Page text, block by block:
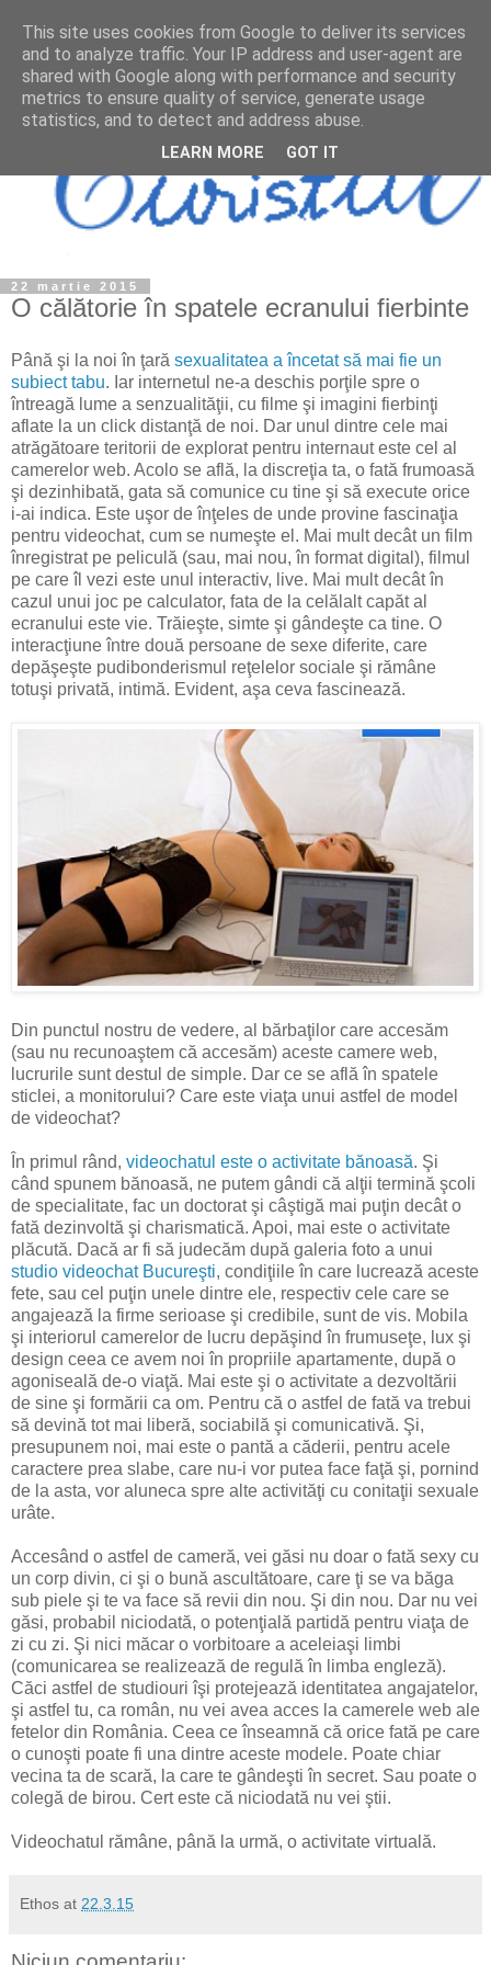
22 martie 2015
O călătorie în spatele ecranului fierbinte
Până şi la noi în ţară sexualitatea a încetat să mai fie un
subiect tabu. Iar internetul ne-a deschis porţile spre o
întreagă lume a senzualităţii, cu filme şi imagini fierbinţi
aflate la un click distanţă de noi. Dar unul dintre cele mai
atrăgătoare teritorii de explorat pentru internaut este cel al
camerelor web. Acolo se află, la discreţia ta, o fată frumoasă
şi dezinhibată, gata să comunice cu tine şi să execute orice
i-ai indica. Este uşor de înţeles de unde provine fascinaţia
pentru videochat, cum se numeşte el. Mai mult decât un film
înregistrat pe peliculă (sau, mai nou, în format digital), filmul
pe care îl vezi este unul interactiv, live. Mai mult decât în
cazul unui joc pe calculator, fata de la celălalt capăt al
ecranului este vie. Trăieşte, simte şi gândeşte ca tine. O
interacţiune între două persoane de sexe diferite, care
depăşeşte pudibonderismul reţelelor sociale şi rămâne
totuşi privată, intimă. Evident, aşa ceva fascinează.
Din punctul nostru de vedere, al bărbaţilor care accesăm
(sau nu recunoaştem că accesăm) aceste camere web,
lucrurile sunt destul de simple. Dar ce se află în spatele
sticlei, a monitorului? Care este viaţa unui astfel de model
de videochat?
În primul rând, videochatul este o activitate bănoasă. Şi
când spunem bănoasă, ne putem gândi că alţii termină şcoli
de specialitate, fac un doctorat şi câştigă mai puţin decât o
fată dezinvoltă şi charismatică. Apoi, mai este o activitate
plăcută. Dacă ar fi să judecăm după galeria foto a unui
studio videochat Bucureşti, condiţiile în care lucrează aceste
fete, sau cel puţin unele dintre ele, respectiv cele care se
angajează la firme serioase şi credibile, sunt de vis. Mobila
şi interiorul camerelor de lucru depăşind în frumuseţe, lux şi
design ceea ce avem noi în propriile apartamente, după o
agoniseală de-o viaţă. Mai este şi o activitate a dezvoltării
de sine şi formării ca om. Pentru că o astfel de fată va trebui
să devină tot mai liberă, sociabilă şi comunicativă. Şi,
presupunem noi, mai este o pantă a căderii, pentru acele
caractere prea slabe, care nu-i vor putea face faţă şi, pornind
de la asta, vor aluneca spre alte activităţi cu conitaţii sexuale
urâte.
Accesând o astfel de cameră, vei găsi nu doar o fată sexy cu
un corp divin, ci şi o bună ascultătoare, care ţi se va băga
sub piele şi te va face să revii din nou. Şi din nou. Dar nu vei
găsi, probabil niciodată, o potenţială partidă pentru viaţa de
zi cu zi. Şi nici măcar o vorbitoare a aceleiaşi limbi
(comunicarea se realizează de regulă în limba engleză).
Căci astfel de studiouri îşi protejează identitatea angajatelor,
şi astfel tu, ca român, nu vei avea acces la camerele web ale
fetelor din România. Ceea ce înseamnă că orice fată pe care
o cunoşti poate fi una dintre aceste modele. Poate chiar
vecina ta de scară, la care te gândeşti în secret. Sau poate o
colegă de birou. Cert este că niciodată nu vei ştii.
Videochatul rămâne, până la urmă, o activitate virtuală.
Ethos at 22.3.15
This site uses cookies from Google to deliver its services
and to analyze traffic. Your IP address and user-agent are
shared with Google along with performance and security
metrics to ensure quality of service, generate usage
statistics, and to detect and address abuse.
LEARN MORE GOT IT